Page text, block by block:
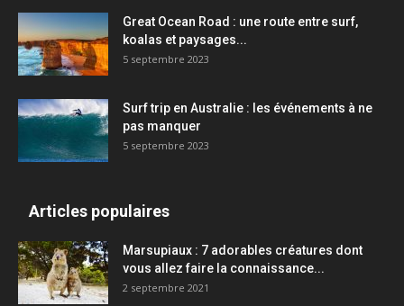
Great Ocean Road : une route entre surf,
koalas et paysages...
5 septembre 2023
Surf trip en Australie : les événements à ne
pas manquer
5 septembre 2023
Articles populaires
Marsupiaux : 7 adorables créatures dont
vous allez faire la connaissance...
2 septembre 2021